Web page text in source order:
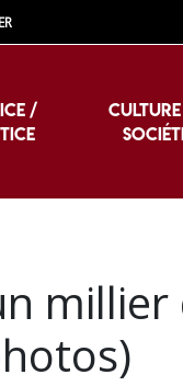
/
/
millier